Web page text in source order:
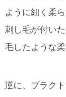
ように細く柔
刺し毛が付い
毛したような
逆に、プラク